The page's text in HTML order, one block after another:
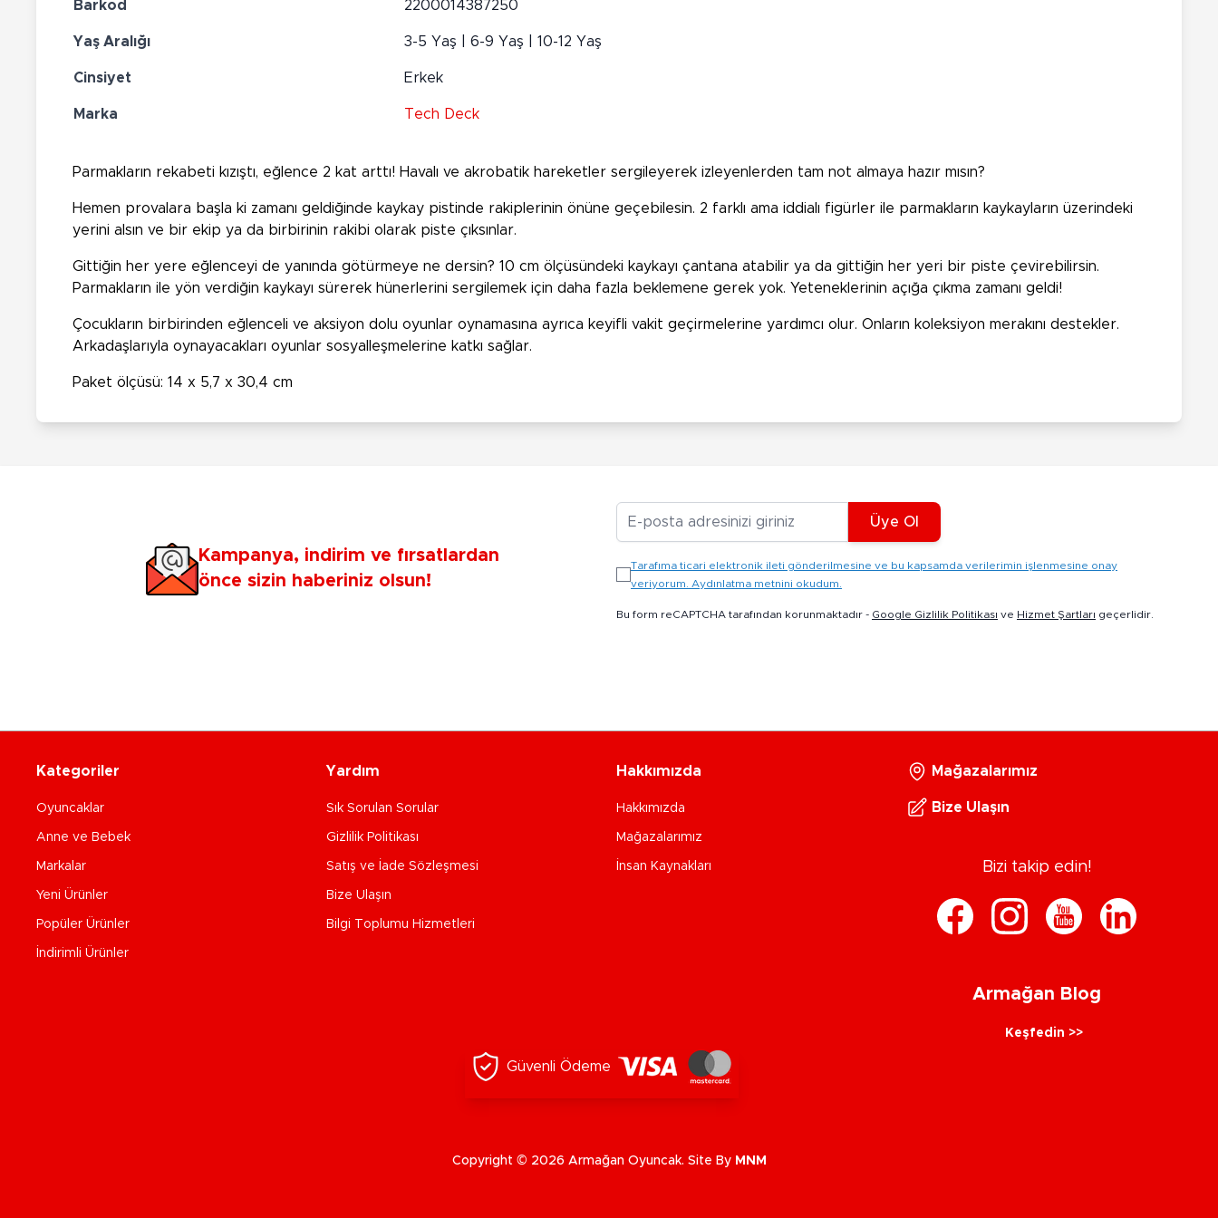
Barkod 2200014387250
Yaş Aralığı 3-5 Yaş | 6-9 Yaş | 10-12 Yaş
Cinsiyet Erkek
Marka Tech Deck
Parmakların rekabeti kızıştı, eğlence 2 kat arttı! Havalı ve akrobatik hareketler sergileyerek izleyenlerden tam not almaya hazır mısın?
Hemen provalara başla ki zamanı geldiğinde kaykay pistinde rakiplerinin önüne geçebilesin. 2 farklı ama iddialı figürler ile parmakların kaykayların üzerindeki
yerini alsın ve bir ekip ya da birbirinin rakibi olarak piste çıksınlar.
Gittiğin her yere eğlenceyi de yanında götürmeye ne dersin? 10 cm ölçüsündeki kaykayı çantana atabilir ya da gittiğin her yeri bir piste çevirebilirsin.
Parmakların ile yön verdiğin kaykayı sürerek hünerlerini sergilemek için daha fazla beklemene gerek yok. Yeteneklerinin açığa çıkma zamanı geldi!
Çocukların birbirinden eğlenceli ve aksiyon dolu oyunlar oynamasına ayrıca keyifli vakit geçirmelerine yardımcı olur. Onların koleksiyon merakını destekler.
Arkadaşlarıyla oynayacakları oyunlar sosyalleşmelerine katkı sağlar.
Paket ölçüsü: 14 x 5,7 x 30,4 cm
Kampanya, indirim ve fırsatlardan
önce sizin haberiniz olsun!
Üye Ol
Tarafıma ticari elektronik ileti gönderilmesine ve bu kapsamda verilerimin işlenmesine onay
veriyorum. Aydınlatma metnini okudum.
Bu form reCAPTCHA tarafından korunmaktadır - Google Gizlilik Politikası ve Hizmet Şartları geçerlidir.
Kategoriler
Oyuncaklar
Anne ve Bebek
Markalar
Yeni Ürünler
Popüler Ürünler
İndirimli Ürünler
Yardım
Sık Sorulan Sorular
Gizlilik Politikası
Satış ve İade Sözleşmesi
Bize Ulaşın
Bilgi Toplumu Hizmetleri
Hakkımızda
Hakkımızda
Mağazalarımız
İnsan Kaynakları
Mağazalarımız
Bize Ulaşın
Bizi takip edin!
Armağan Blog
Keşfedin >>
Güvenli Ödeme
Copyright © 2026 Armağan Oyuncak. Site By MNM